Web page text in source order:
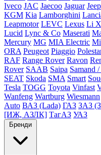
Iveco JAC Jaecoo Jaguar Jeep
KGM Kia Lamborghini
Leapmotor LEVC Lexus Li
Lucid Lync & Co Maserati
Mercury MG MIA Electric
ORA Peugeot Piaggio
RAF Range Rover Ravon
Rover SAAB Saipa Samand
SEAT Skoda SMA Smart
Tesla TOGG Toyota Vinfast
Wanfeng Wartburg Wiesmann
Auto ВАЗ (Lada) ГАЗ ЗАЗ
[ИЖ, АЗЛК] ТагАЗ УАЗ
Бренди